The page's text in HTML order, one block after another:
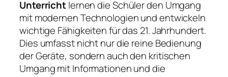
Unterrichtlernen die Schüler den Umgang
mit modernen Technologien und entwickeln
wichtige Fähigkeiten für das 21. Jahrhundert.
Dies umfasst nicht nur die reine Bedienung
der Geräte, sondern auch den kritischen
Umgang mit Informationen und die